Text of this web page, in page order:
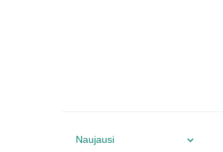
Sort by